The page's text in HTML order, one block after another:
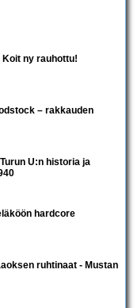
ny rauhottu!
– rakkauden
U:n historia ja
hardcore
ruhtinaat - Mustan